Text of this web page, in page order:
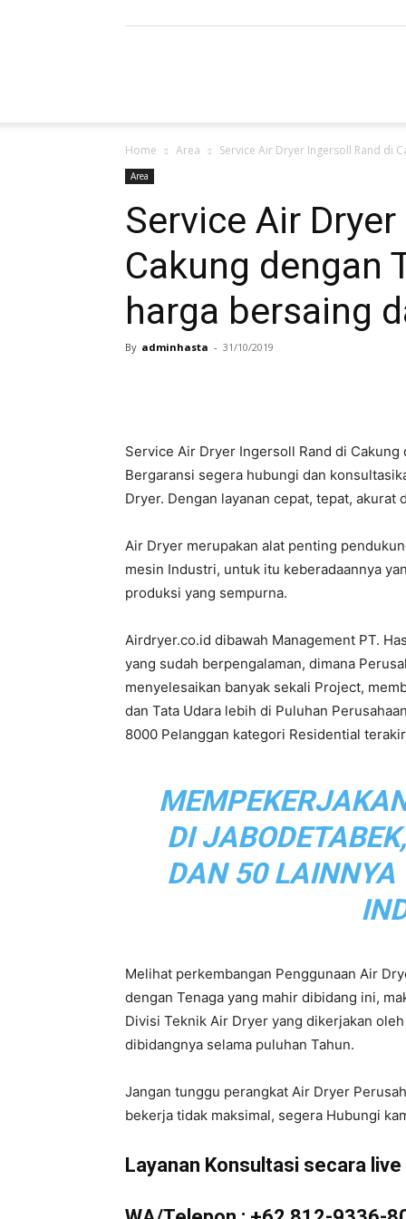
Air
Dryer
PT.
Hasta
Prakarsa
Cipta
Air
Home Area Service Air Dryer Ingersoll Rand di
Area
Service Air
Cakung dengan
harga bersaing
By adminhasta - 31/10/2019
Service Air Dryer Ingersoll Rand di
Bergaransi segera hubungi dan
Dryer. Dengan layanan cepat, tepat, akurat
Air Dryer merupakan alat penting
mesin Industri, untuk itu keberadaannya
produksi yang sempurna.
Airdryer.co.id dibawah Management PT.
yang sudah berpengalaman, dimana
menyelesaikan banyak sekali Project,
dan Tata Udara lebih di Puluhan
8000 Pelanggan kategori Residential
DI
DAN 50 LAINNYA
Melihat perkembangan Penggunaan Air
dengan Tenaga yang mahir dibidang ini,
Divisi Teknik Air Dryer yang dikerjakan
dibidangnya selama puluhan Tahun.
Jangan tunggu perangkat Air Dryer
bekerja tidak maksimal, segera Hubungi
Layanan Konsultasi secara live